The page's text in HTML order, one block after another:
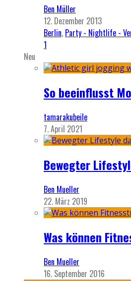
Ben Müller
12. Dezember 2013
Berlin, Party - Nightlife -
1
Neu
So beeinflusst
tamarakubeile
7. April 2021
Bewegter
Ben Mueller
22. März 2019
Was können
Ben Mueller
16. September 2016